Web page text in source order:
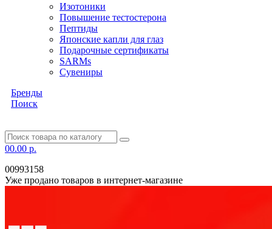
Изотоники
Повышение тестостерона
Пептиды
Японские капли для глаз
Подарочные сертификаты
SARMs
Сувениры
Бренды
Поиск
00.00 р.
00993158
Уже продано товаров в интернет-магазине